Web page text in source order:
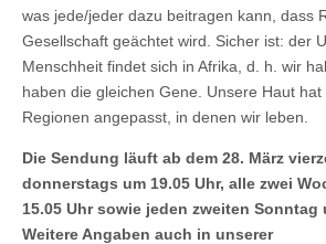
was jede/jeder dazu beitragen kann, dass
Gesellschaft geächtet wird. Sicher ist: der
Menschheit findet sich in Afrika, d. h. wir
haben die gleichen Gene. Unsere Haut hat
Regionen angepasst, in denen wir leben.
Die Sendung läuft ab dem 28. März
donnerstags um 19.05 Uhr, alle zwei
15.05 Uhr sowie jeden zweiten Sonntag
Weitere Angaben auch in unserer